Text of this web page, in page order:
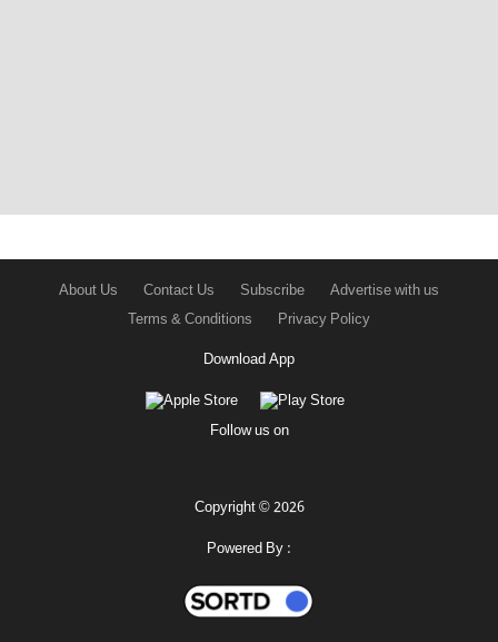
About Us Contact Us Subscribe
Advertise with us
Terms & Conditions
Privacy Policy
Download App
Follow us on
Copyright © 2026
Powered By :